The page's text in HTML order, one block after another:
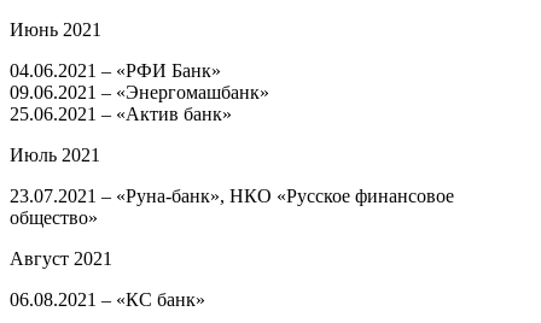
Июнь 2021
04.06.2021 – «РФИ Банк»
09.06.2021 – «Энергомашбанк»
25.06.2021 – «Актив банк»
Июль 2021
23.07.2021 – «Руна-банк», НКО «Русское финансовое
общество»
Август 2021
06.08.2021 – «КС банк»